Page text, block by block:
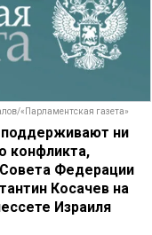
«Парламентская газета»
поддерживают ни
конфликта,
Федерации
Косачев на
Израиля